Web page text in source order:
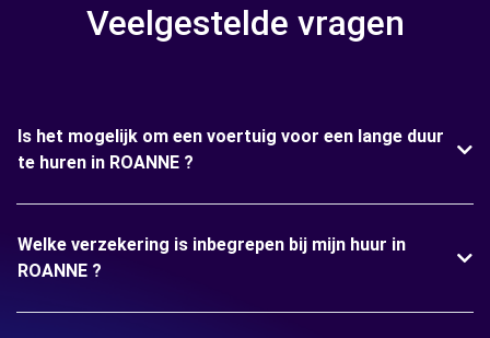
Veelgestelde vragen
Is het mogelijk om een voertuig voor een lange duur
te huren in ROANNE ?
Welke verzekering is inbegrepen bij mijn huur in
ROANNE ?